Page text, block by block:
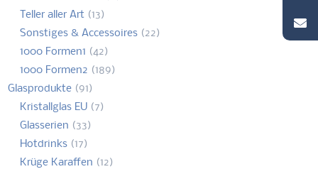
Teller aller Art (13)
Sonstiges & Accessoires (22)
1000 Formen1 (42)
1000 Formen2 (189)
Glasprodukte (91)
Kristallglas EU (7)
Glasserien (33)
Hotdrinks (17)
Krüge Karaffen (12)